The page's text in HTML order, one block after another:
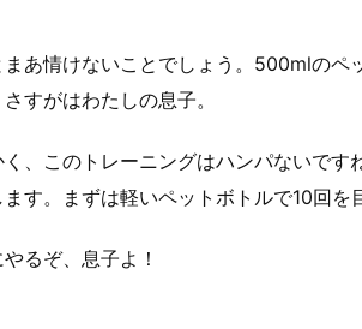
まあ情けないことでしょう。500mlの
すがはわたしの息子。
く、このトレーニングはハンパないで
ます。まずは軽いペットボトルで10回を
るぞ、息子よ！